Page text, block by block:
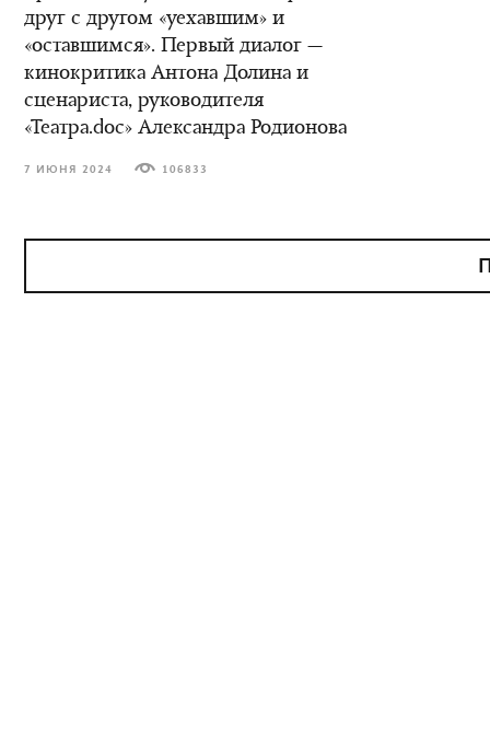
друг с другом «уехавшим» и
«оставшимся». Первый диалог —
кинокритика Антона Долина и
сценариста, руководителя
«Театра.doc» Александра Родионова
7 ИЮНЯ 2024 106833